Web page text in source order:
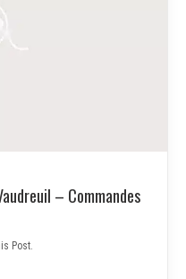
– Commandes
Post.